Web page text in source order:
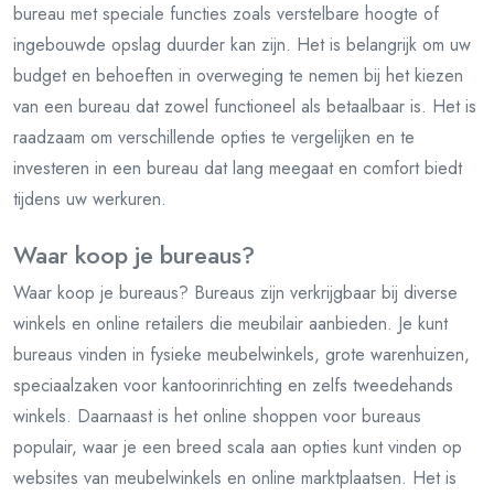
bureau met speciale functies zoals verstelbare hoogte of
ingebouwde opslag duurder kan zijn. Het is belangrijk om uw
budget en behoeften in overweging te nemen bij het kiezen
van een bureau dat zowel functioneel als betaalbaar is. Het is
raadzaam om verschillende opties te vergelijken en te
investeren in een bureau dat lang meegaat en comfort biedt
tijdens uw werkuren.
Waar koop je bureaus?
Waar koop je bureaus? Bureaus zijn verkrijgbaar bij diverse
winkels en online retailers die meubilair aanbieden. Je kunt
bureaus vinden in fysieke meubelwinkels, grote warenhuizen,
speciaalzaken voor kantoorinrichting en zelfs tweedehands
winkels. Daarnaast is het online shoppen voor bureaus
populair, waar je een breed scala aan opties kunt vinden op
websites van meubelwinkels en online marktplaatsen. Het is